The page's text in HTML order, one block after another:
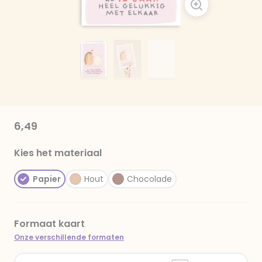
6,49
Kies het materiaal
Papier Hout Chocolade
Formaat kaart
Onze verschillende formaten